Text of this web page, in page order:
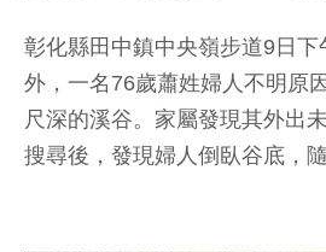
彰化縣田中鎮中央嶺步道9日
外，一名76歲蕭姓婦人不明原
尺深的溪谷。家屬發現其外出
搜尋後，發現婦人倒臥谷底，